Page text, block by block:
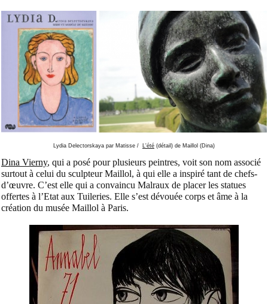
Lydia Delectorskaya par Matisse / L'été (détail) de Maillol (Dina)
Dina Vierny, qui a posé pour plusieurs peintres, voit son nom associé
surtout à celui du sculpteur Maillol, à qui elle a inspiré tant de chefs-
d’œuvre. C’est elle qui a convaincu Malraux de placer les statues
offertes à l’Etat aux Tuileries. Elle s’est dévouée corps et âme à la
création du musée Maillol à Paris.